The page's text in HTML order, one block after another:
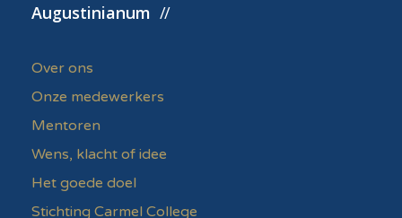
Augustinianum
Over ons
Onze medewerkers
Mentoren
Wens, klacht of idee
Het goede doel
Stichting Carmel College